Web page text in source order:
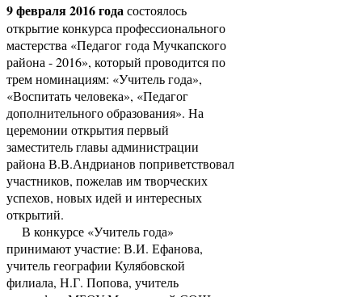
9 февраля 2016 годасостоялось
открытие конкурса профессионального
мастерства «Педагог года Мучкапского
района - 2016», который проводится по
трем номинациям: «Учитель года»,
«Воспитать человека», «Педагог
дополнительного образования». На
церемонии открытия первый
заместитель главы администрации
района В.В.Андрианов поприветствовал
участников, пожелав им творческих
успехов, новых идей и интересных
открытий.
В конкурсе «Учитель года»
принимают участие: В.И. Ефанова,
учитель географии Кулябовской
филиала, Н.Г. Попова, учитель